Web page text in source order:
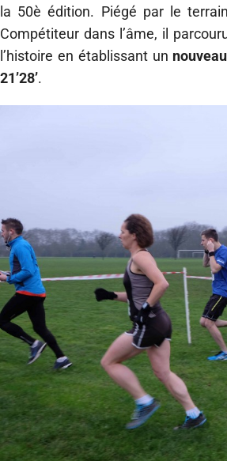
la 50è édition. Piégé par le
Compétiteur dans l’âme, il
l’histoire en établissant un
21’28’.